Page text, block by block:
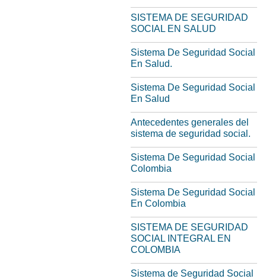
SISTEMA DE SEGURIDAD
SOCIAL EN SALUD
Sistema De Seguridad Social
En Salud.
Sistema De Seguridad Social
En Salud
Antecedentes generales del
sistema de seguridad social.
Sistema De Seguridad Social
Colombia
Sistema De Seguridad Social
En Colombia
SISTEMA DE SEGURIDAD
SOCIAL INTEGRAL EN
COLOMBIA
Sistema de Seguridad Social